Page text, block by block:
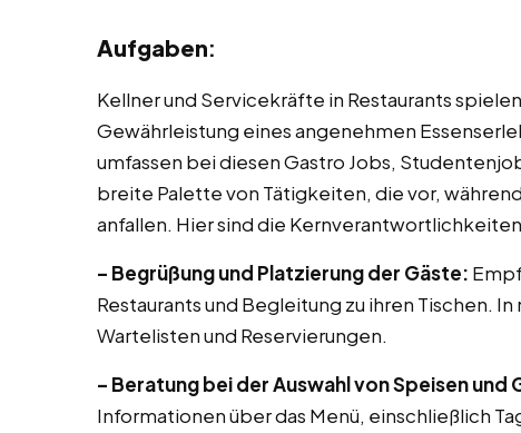
Aufgaben:
Kellner und Servicekräfte in Restaurants
Gewährleistung eines angenehmen
umfassen bei diesen Gastro Jobs,
breite Palette von Tätigkeiten, die vor,
anfallen. Hier sind die
– Begrüßung und Platzierung der Gäste:
Restaurants und Begleitung zu ihren Tischen.
Wartelisten und Reservierungen.
– Beratung bei der Auswahl von Speisen und
Informationen über das Menü, einschließlich